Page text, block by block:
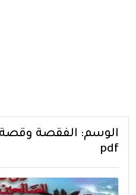
الوسم: الفقصة
pdf